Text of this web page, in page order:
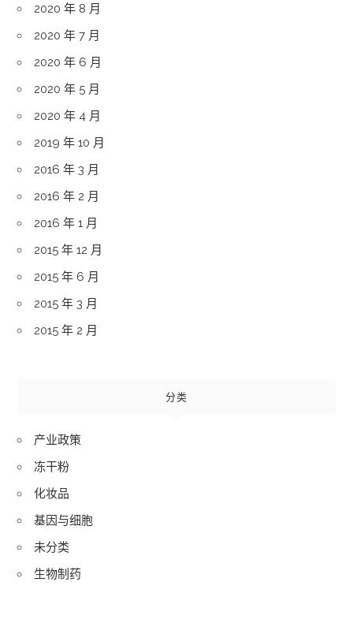
2020 年 8 月
2020 年 7 月
2020 年 6 月
2020 年 5 月
2020 年 4 月
2019 年 10 月
2016 年 3 月
2016 年 2 月
2016 年 1 月
2015 年 12 月
2015 年 6 月
2015 年 3 月
2015 年 2 月
分类
产业政策
冻干粉
化妆品
基因与细胞
未分类
生物制药